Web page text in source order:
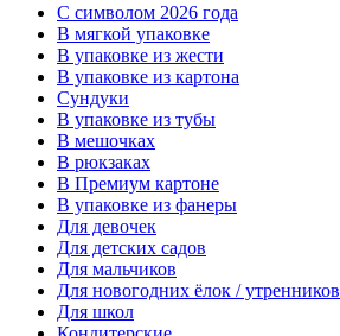
C символом 2026 года
В мягкой упаковке
В упаковке из жести
В упаковке из картона
Сундуки
В упаковке из тубы
В мешочках
В рюкзаках
В Премиум картоне
В упаковке из фанеры
Для девочек
Для детских садов
Для мальчиков
Для новогодних ёлок / утренников
Для школ